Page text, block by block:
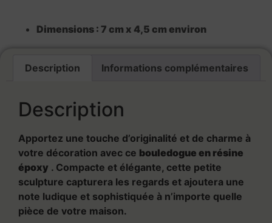
Dimensions : 7 cm x 4,5 cm environ
Description Informations complémentaires
Description
Apportez une touche d’originalité et de charme à
votre décoration avec ce bouledogue en résine
époxy . Compacte et élégante, cette petite
sculpture capturera les regards et ajoutera une
note ludique et sophistiquée à n’importe quelle
pièce de votre maison.